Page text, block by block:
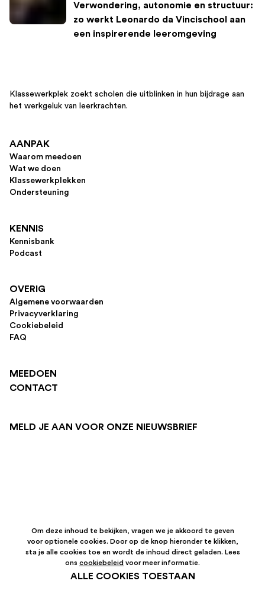
Verwondering, autonomie en structuur:
zo werkt Leonardo da Vincischool aan
een inspirerende leeromgeving
Klassewerkplek zoekt scholen die uitblinken in hun bijdrage aan
het werkgeluk van leerkrachten.
AANPAK
Waarom meedoen
Wat we doen
Klassewerkplekken
Ondersteuning
KENNIS
Kennisbank
Podcast
OVERIG
Algemene voorwaarden
Privacyverklaring
Cookiebeleid
FAQ
MEEDOEN
CONTACT
MELD JE AAN VOOR ONZE NIEUWSBRIEF
Om deze inhoud te bekijken, vragen we je akkoord te geven
voor optionele cookies. Door op de knop hieronder te klikken,
sta je alle cookies toe en wordt de inhoud direct geladen. Lees
ons cookiebeleid voor meer informatie.
ALLE COOKIES TOESTAAN